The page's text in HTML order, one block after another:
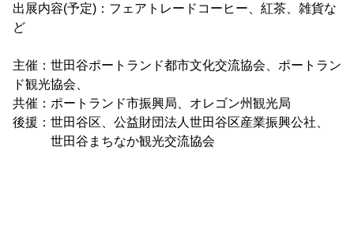
出展内容(予定)：フェアトレードコーヒー、紅茶、雑貨な
ど
主催：世田谷ポートランド都市文化交流協会、ポートラン
ド観光協会、
共催：ポートランド市振興局、オレゴン州観光局
後援：世田谷区、公益財団法人世田谷区産業振興公社、
世田谷まちなか観光交流協会